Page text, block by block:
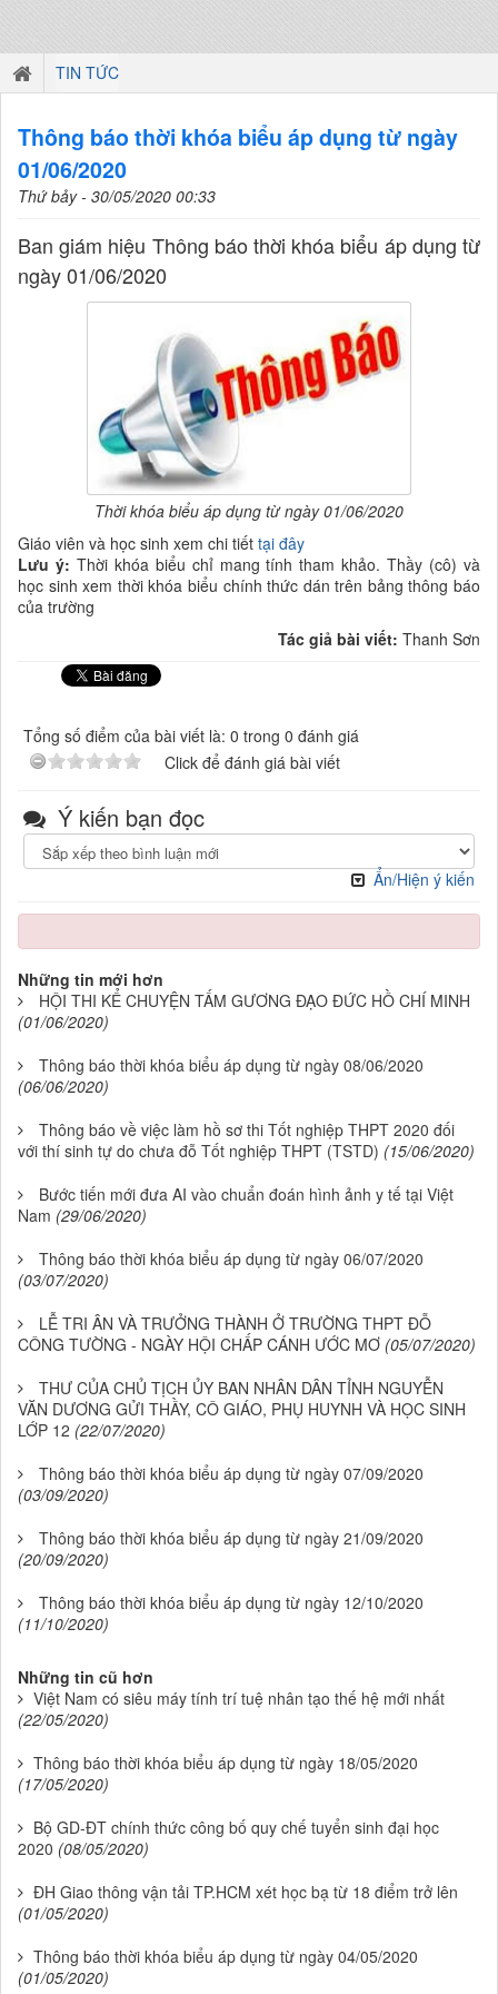
TIN TỨC
Thông báo thời khóa biểu áp dụng từ ngày
01/06/2020
Thứ bảy - 30/05/2020 00:33
Ban giám hiệu Thông báo thời khóa biểu áp dụng từ
ngày 01/06/2020
Thời khóa biểu áp dụng từ ngày 01/06/2020
Giáo viên và học sinh xem chi tiết tại đây
Lưu ý: Thời khóa biểu chỉ mang tính tham khảo. Thầy (cô) và
học sinh xem thời khóa biểu chính thức dán trên bảng thông báo
của trường
Tác giả bài viết: Thanh Sơn
Tổng số điểm của bài viết là: 0 trong 0 đánh giá
Click để đánh giá bài viết
Ý kiến bạn đọc
Ẩn/Hiện ý kiến
Những tin mới hơn
HỘI THI KỂ CHUYỆN TẤM GƯƠNG ĐẠO ĐỨC HỒ CHÍ MINH
(01/06/2020)
Thông báo thời khóa biểu áp dụng từ ngày 08/06/2020
(06/06/2020)
Thông báo về việc làm hồ sơ thi Tốt nghiệp THPT 2020 đối
với thí sinh tự do chưa đỗ Tốt nghiệp THPT (TSTD) (15/06/2020)
Bước tiến mới đưa AI vào chuẩn đoán hình ảnh y tế tại Việt
Nam (29/06/2020)
Thông báo thời khóa biểu áp dụng từ ngày 06/07/2020
(03/07/2020)
LỄ TRI ÂN VÀ TRƯỞNG THÀNH Ở TRƯỜNG THPT ĐỖ
CÔNG TƯỜNG - NGÀY HỘI CHẤP CÁNH ƯỚC MƠ (05/07/2020)
THƯ CỦA CHỦ TỊCH ỦY BAN NHÂN DÂN TỈNH NGUYỄN
VĂN DƯƠNG GỬI THẦY, CÔ GIÁO, PHỤ HUYNH VÀ HỌC SINH
LỚP 12 (22/07/2020)
Thông báo thời khóa biểu áp dụng từ ngày 07/09/2020
(03/09/2020)
Thông báo thời khóa biểu áp dụng từ ngày 21/09/2020
(20/09/2020)
Thông báo thời khóa biểu áp dụng từ ngày 12/10/2020
(11/10/2020)
Những tin cũ hơn
Việt Nam có siêu máy tính trí tuệ nhân tạo thế hệ mới nhất
(22/05/2020)
Thông báo thời khóa biểu áp dụng từ ngày 18/05/2020
(17/05/2020)
Bộ GD-ĐT chính thức công bố quy chế tuyển sinh đại học
2020 (08/05/2020)
ĐH Giao thông vận tải TP.HCM xét học bạ từ 18 điểm trở lên
(01/05/2020)
Thông báo thời khóa biểu áp dụng từ ngày 04/05/2020
(01/05/2020)